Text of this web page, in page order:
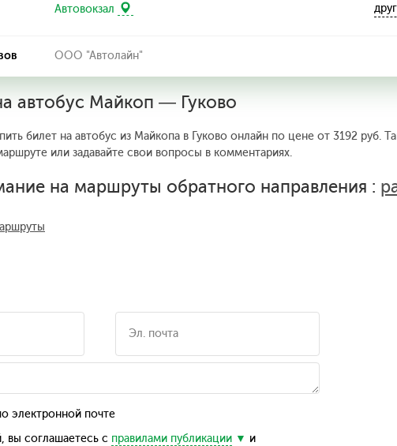
Автовокзал
ООО "Автолайн"
автобус Майкоп — Гуково
билет на автобус из Майкопа в Гуково онлайн по цене от 3192 руб.
или задавайте свои вопросы в комментариях.
на маршруты обратного направления :
электронной почте
вы соглашаетесь с правилами публикации
и